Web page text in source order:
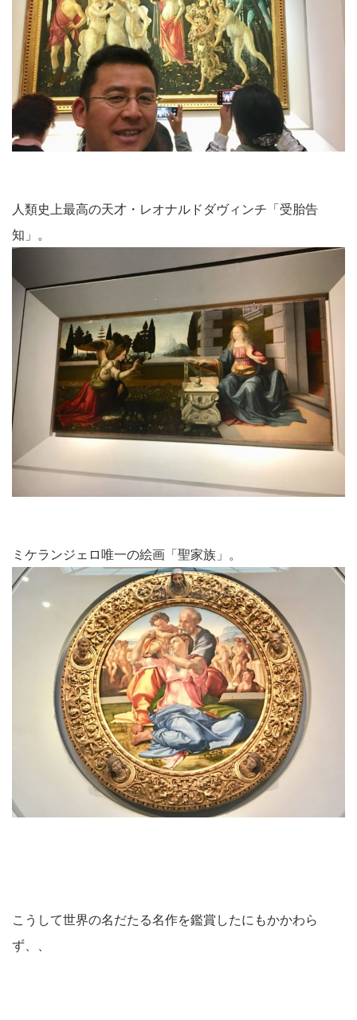
人類史上最高の天才・レオナルドダヴィンチ「受胎告
知」。
ミケランジェロ唯一の絵画「聖家族」。
こうして世界の名だたる名作を鑑賞したにもかかわら
ず、、